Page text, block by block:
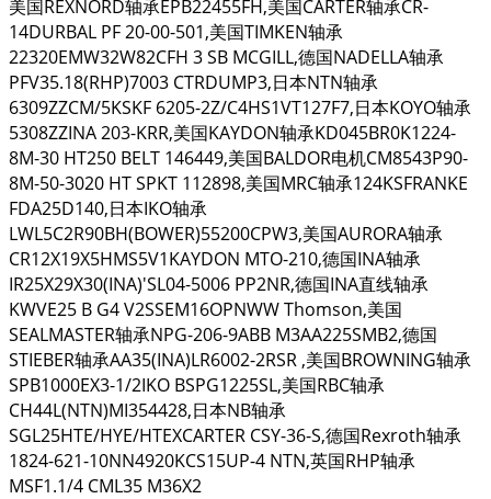
美国REXNORD轴承EPB22455FH,美国CARTER轴承CR-
14DURBAL PF 20-00-501,美国TIMKEN轴承
22320EMW32W82CFH 3 SB MCGILL,德国NADELLA轴承
PFV35.18(RHP)7003 CTRDUMP3,日本NTN轴承
6309ZZCM/5KSKF 6205-2Z/C4HS1VT127F7,日本KOYO轴承
5308ZZINA 203-KRR,美国KAYDON轴承KD045BR0K1224-
8M-30 HT250 BELT 146449,美国BALDOR电机CM8543P90-
8M-50-3020 HT SPKT 112898,美国MRC轴承124KSFRANKE
FDA25D140,日本IKO轴承
LWL5C2R90BH(BOWER)55200CPW3,美国AURORA轴承
CR12X19X5HMS5V1KAYDON MTO-210,德国INA轴承
IR25X29X30(INA)'SL04-5006 PP2NR,德国INA直线轴承
KWVE25 B G4 V2SSEM16OPNWW Thomson,美国
SEALMASTER轴承NPG-206-9ABB M3AA225SMB2,德国
STIEBER轴承AA35(INA)LR6002-2RSR ,美国BROWNING轴承
SPB1000EX3-1/2IKO BSPG1225SL,美国RBC轴承
CH44L(NTN)MI354428,日本NB轴承
SGL25HTE/HYE/HTEXCARTER CSY-36-S,德国Rexroth轴承
1824-621-10NN4920KCS15UP-4 NTN,英国RHP轴承
MSF1.1/4 CML35 M36X2